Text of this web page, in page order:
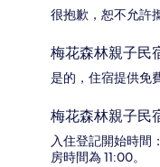
很抱歉，恕不允許
梅花森林親子民
是的，住宿提供免
梅花森林親子民
入住登記開始時間
房時間為 11:00。